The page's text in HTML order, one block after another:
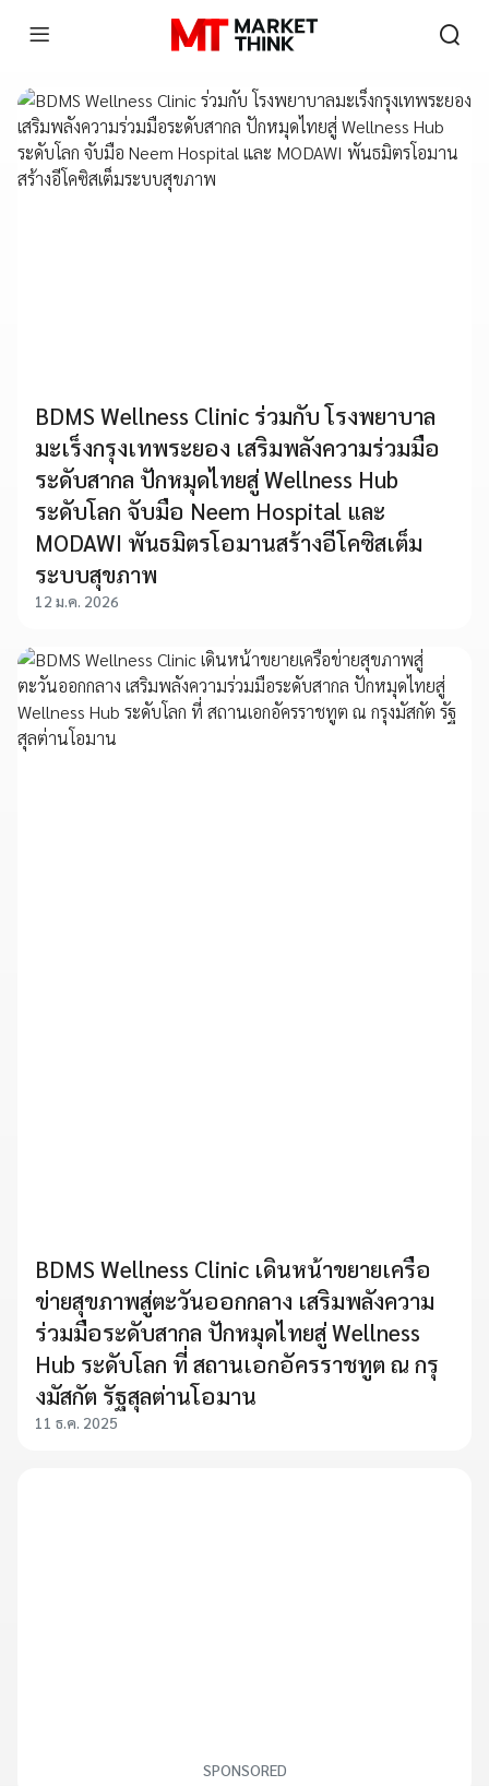
BDMS Wellness Clinic ร่วมกับ โรงพยาบาล
มะเร็งกรุงเทพระยอง เสริมพลังความร่วมมือ
ระดับสากล ปักหมุดไทยสู่ Wellness Hub
ระดับโลก จับมือ Neem Hospital และ
MODAWI พันธมิตรโอมานสร้างอีโคซิสเต็ม
ระบบสุขภาพ
12 ม.ค. 2026
BDMS Wellness Clinic เดินหน้าขยายเครือ
ข่ายสุขภาพสู่ตะวันออกกลาง เสริมพลังความ
ร่วมมือระดับสากล ปักหมุดไทยสู่ Wellness
Hub ระดับโลก ที่ สถานเอกอัครราชทูต ณ กรุ
งมัสกัต รัฐสุลต่านโอมาน
11 ธ.ค. 2025
SPONSORED